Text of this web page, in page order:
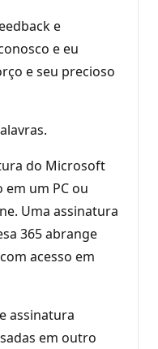
e
e eu
e seu precioso
do Microsoft
um PC ou
Uma assinatura
365 abrange
acesso em
assinatura
em outro